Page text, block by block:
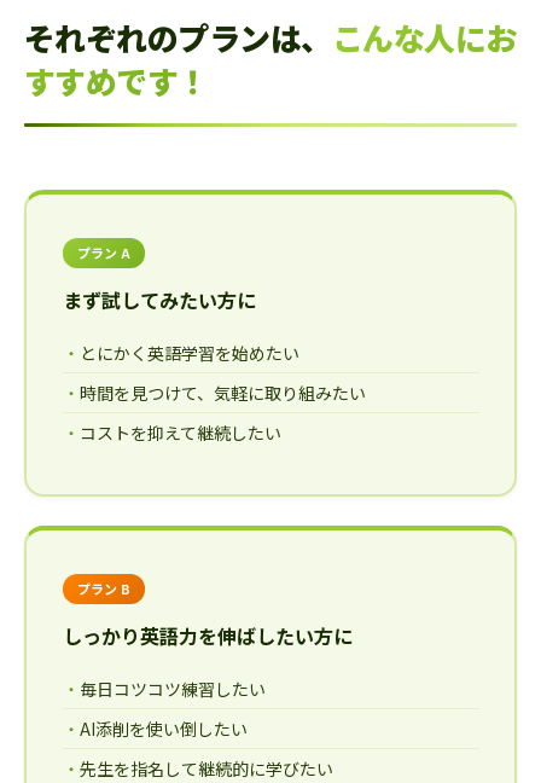
それぞれのプランは、 こんな人にお
すすめです！
プラン A
まず試してみたい方に
とにかく英語学習を始めたい
時間を見つけて、気軽に取り組みたい
コストを抑えて継続したい
プラン B
しっかり英語力を伸ばしたい方に
毎日コツコツ練習したい
AI添削を使い倒したい
先生を指名して継続的に学びたい